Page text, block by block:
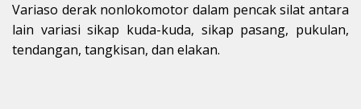
Variaso derak nonlokomotor dalam pencak silat antara
lain variasi sikap kuda-kuda, sikap pasang, pukulan,
tendangan, tangkisan, dan elakan.